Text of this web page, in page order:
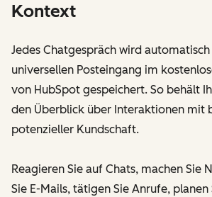
Kontext
Jedes Chatgespräch wird
universellen Posteingang im
von HubSpot gespeichert. So behält
den Überblick über Interaktionen mit
potenzieller Kundschaft.
Reagieren Sie auf Chats, machen Sie
Sie E-Mails, tätigen Sie Anrufe, planen